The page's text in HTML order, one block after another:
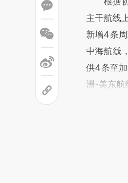
主干航线
新增4条
中海航线
供4条至
洲-美东航